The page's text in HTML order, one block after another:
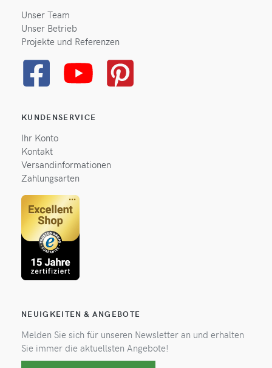
Unser Team
Unser Betrieb
Projekte und Referenzen
KUNDENSERVICE
Ihr Konto
Kontakt
Versandinformationen
Zahlungsarten
NEUIGKEITEN & ANGEBOTE
Melden Sie sich für unseren Newsletter an und erhalten
Sie immer die aktuellsten Angebote!